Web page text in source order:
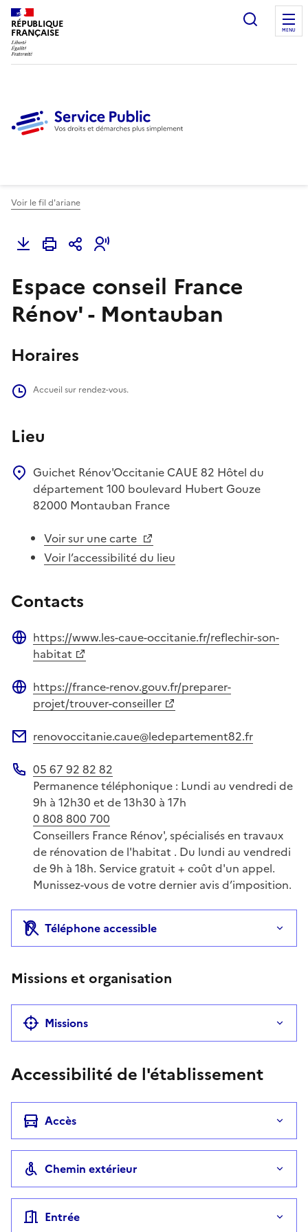
RÉPUBLIQUE
FRANÇAISE
Ouvrir
MENU
Voir le fil d'ariane
Espace conseil France
Rénov' - Montauban
Horaires
Accueil sur rendez-vous.
Lieu
Guichet Rénov'Occitanie CAUE 82 Hôtel du
département 100 boulevard Hubert Gouze
82000 Montauban France
Voir sur une carte
Voir l’accessibilité du lieu
Contacts
Site web
https://www.les-caue-occitanie.fr/reflechir-son-
habitat
Site web
https://france-renov.gouv.fr/preparer-
projet/trouver-conseiller
renovoccitanie.caue@ledepartement82.fr
Téléphone
05 67 92 82 82
Permanence téléphonique : Lundi au vendredi de
9h à 12h30 et de 13h30 à 17h
0 808 800 700
Conseillers France Rénov', spécialisés en travaux
de rénovation de l'habitat . Du lundi au vendredi
de 9h à 18h. Service gratuit + coût d'un appel.
Munissez-vous de votre dernier avis d’imposition.
Téléphone accessible
Missions et organisation
Missions
Accessibilité de l'établissement
Accès
Chemin extérieur
Entrée